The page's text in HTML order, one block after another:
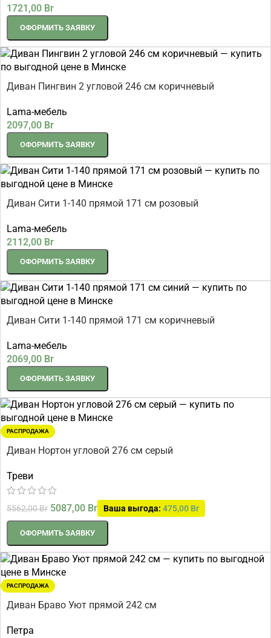
1721,00 Br
ОФОРМИТЬ ЗАЯВКУ
Диван Пингвин 2 угловой 246 см коричневый
Lama-мебель
2097,00 Br
ОФОРМИТЬ ЗАЯВКУ
Диван Сити 1-140 прямой 171 см розовый
Lama-мебель
2112,00 Br
ОФОРМИТЬ ЗАЯВКУ
Диван Сити 1-140 прямой 171 см коричневый
Lama-мебель
2069,00 Br
ОФОРМИТЬ ЗАЯВКУ
РАСПРОДАЖА
Диван Нортон угловой 276 см серый
Треви
5562,00Br 5087,00 Br Ваша выгода: 475,00 Br
ОФОРМИТЬ ЗАЯВКУ
РАСПРОДАЖА
Диван Браво Уют прямой 242 см
Петра